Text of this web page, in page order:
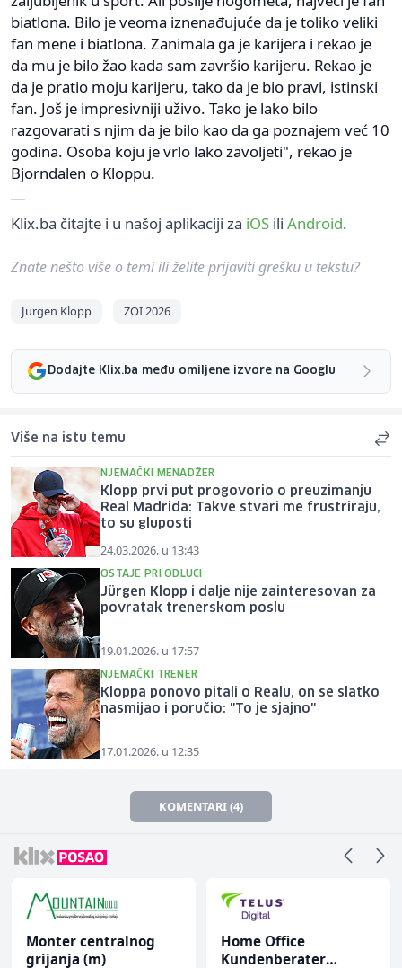
biatlona. Bilo je veoma iznenađujuće da je toliko veliki
fan mene i biatlona. Zanimala ga je karijera i rekao je
da mu je bilo žao kada sam završio karijeru. Rekao je
da je pratio moju karijeru, tako da je bio pravi, istinski
fan. Još je impresivniji uživo. Tako je lako bilo
razgovarati s njim da je bilo kao da ga poznajem već 10
godina. Osoba koju je vrlo lako zavoljeti", rekao je
Bjorndalen o Kloppu.
Klix.ba čitajte i u našoj aplikaciji za iOS ili Android.
Znate nešto više o temi ili želite prijaviti grešku u tekstu?
Jurgen Klopp ZOI 2026
Dodajte Klix.ba među omiljene izvore na Googlu
Više na istu temu
NJEMAČKI MENADŽER
Klopp prvi put progovorio o preuzimanju
Real Madrida: Takve stvari me frustriraju,
to su gluposti
24.03.2026. u 13:43
OSTAJE PRI ODLUCI
Jürgen Klopp i dalje nije zainteresovan za
povratak trenerskom poslu
19.01.2026. u 17:57
NJEMAČKI TRENER
Kloppa ponovo pitali o Realu, on se slatko
nasmijao i poručio: "To je sjajno"
17.01.2026. u 12:35
KOMENTARI (4)
Monter centralnog
grijanja (m)
Home Office
Kundenberater